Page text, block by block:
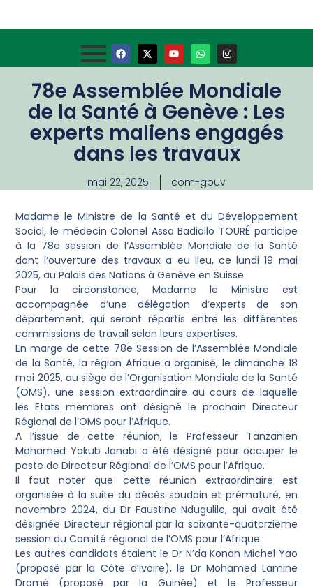
78e Assemblée Mondiale
de la Santé à Genève : Les
experts maliens engagés
dans les travaux
mai 22, 2025 com-gouv
Madame le Ministre de la Santé et du Développement
Social, le médecin Colonel Assa Badiallo TOURÉ participe
à la 78e session de l’Assemblée Mondiale de la Santé
dont l’ouverture des travaux a eu lieu, ce lundi 19 mai
2025, au Palais des Nations à Genève en Suisse.
Pour la circonstance, Madame le Ministre est
accompagnée d’une délégation d’experts de son
département, qui seront répartis entre les différentes
commissions de travail selon leurs expertises.
En marge de cette 78e Session de l’Assemblée Mondiale
de la Santé, la région Afrique a organisé, le dimanche 18
mai 2025, au siège de l’Organisation Mondiale de la Santé
(OMS), une session extraordinaire au cours de laquelle
les Etats membres ont désigné le prochain Directeur
Régional de l’OMS pour l’Afrique.
A l’issue de cette réunion, le Professeur Tanzanien
Mohamed Yakub Janabi a été désigné pour occuper le
poste de Directeur Régional de l’OMS pour l’Afrique.
Il faut noter que cette réunion extraordinaire est
organisée à la suite du décès soudain et prématuré, en
novembre 2024, du Dr Faustine Ndugulile, qui avait été
désignée Directeur régional par la soixante-quatorzième
session du Comité régional de l’OMS pour l’Afrique.
Les autres candidats étaient le Dr N’da Konan Michel Yao
(proposé par la Côte d’Ivoire), le Dr Mohamed Lamine
Dramé (proposé par la Guinée) et le Professeur